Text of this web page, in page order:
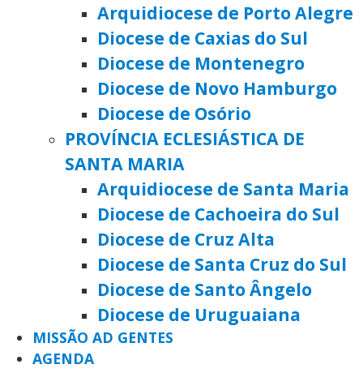
Arquidiocese de Porto Alegre
Diocese de Caxias do Sul
Diocese de Montenegro
Diocese de Novo Hamburgo
Diocese de Osório
PROVÍNCIA ECLESIÁSTICA DE
SANTA MARIA
Arquidiocese de Santa Maria
Diocese de Cachoeira do Sul
Diocese de Cruz Alta
Diocese de Santa Cruz do Sul
Diocese de Santo Ângelo
Diocese de Uruguaiana
MISSÃO AD GENTES
AGENDA